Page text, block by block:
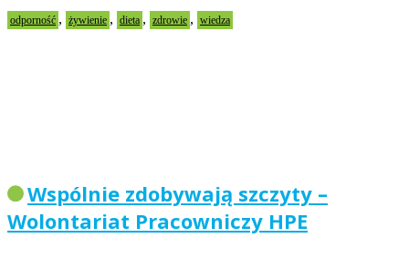
odporność , żywienie , dieta , zdrowie , wiedza
Wspólnie zdobywają szczyty –
Wolontariat Pracowniczy HPE